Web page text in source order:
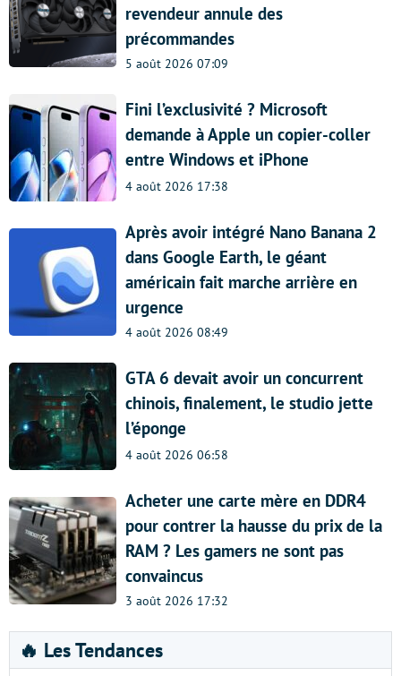
revendeur annule des
précommandes
5 août 2026 07:09
Fini l’exclusivité ? Microsoft
demande à Apple un copier-coller
entre Windows et iPhone
4 août 2026 17:38
Après avoir intégré Nano Banana 2
dans Google Earth, le géant
américain fait marche arrière en
urgence
4 août 2026 08:49
GTA 6 devait avoir un concurrent
chinois, finalement, le studio jette
l’éponge
4 août 2026 06:58
Acheter une carte mère en DDR4
pour contrer la hausse du prix de la
RAM ? Les gamers ne sont pas
convaincus
3 août 2026 17:32
🔥 Les Tendances